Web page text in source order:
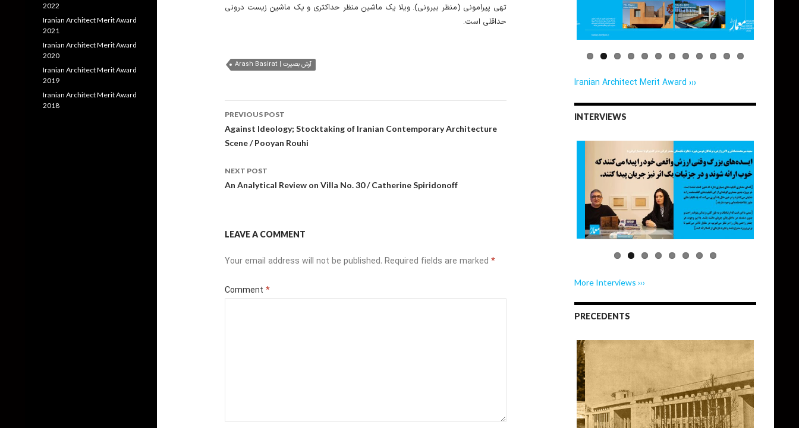
تهی پیرامونی (منظر بیرونی). ویلا یک ماشین منظر حداکثری و یک ماشین زیست درونی
حداقلی است.
Arash Basirat | آرش بصیرت
Post
navigation
PREVIOUS POST
Against Ideology; Stocktaking of Iranian Contemporary Architecture
Scene / Pooyan Rouhi
NEXT POST
An Analytical Review on Villa No. 30 / Catherine Spiridonoff
LEAVE A COMMENT
Your email address will not be published. Required fields are marked *
Comment *
Iranian Architect Merit Award ›››
INTERVIEWS
More Interviews ›››
PRECEDENTS
2022
Iranian Architect Merit Award
2021
Iranian Architect Merit Award
2020
Iranian Architect Merit Award
2019
Iranian Architect Merit Award
2018